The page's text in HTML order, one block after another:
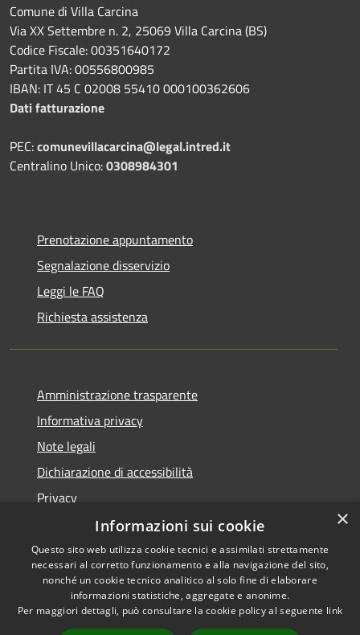
Comune di Villa Carcina
Via XX Settembre n. 2, 25069 Villa Carcina (BS)
Codice Fiscale: 00351640172
Partita IVA: 00556800985
IBAN: IT 45 C 02008 55410 000100362606
Dati fatturazione
PEC:comunevillacarcina@legal.intred.it
Centralino Unico:0308984301
Prenotazione appuntamento
Segnalazione disservizio
Leggi le FAQ
Richiesta assistenza
Amministrazione trasparente
Informativa privacy
Note legali
Dichiarazione di accessibilità
Privacy
Accessibilità
Privacy
Copyright © 2026 • Comune di
Villa Carcina • Powered by
Municipium•Accesso
×
Informazioni sui cookie
Questo sito web utilizza cookie tecnici e assimilati strettamente
necessari al corretto funzionamento e alla navigazione del sito,
nonché un cookie tecnico analitico al solo fine di elaborare
informazioni statistiche, aggregate e anonime.
Per maggiori dettagli, può consultare la cookie policy al seguente link